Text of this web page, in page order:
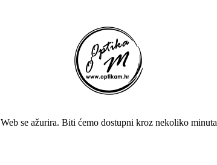
Web se ažurira. Biti ćemo dostupni kroz nekoliko minuta